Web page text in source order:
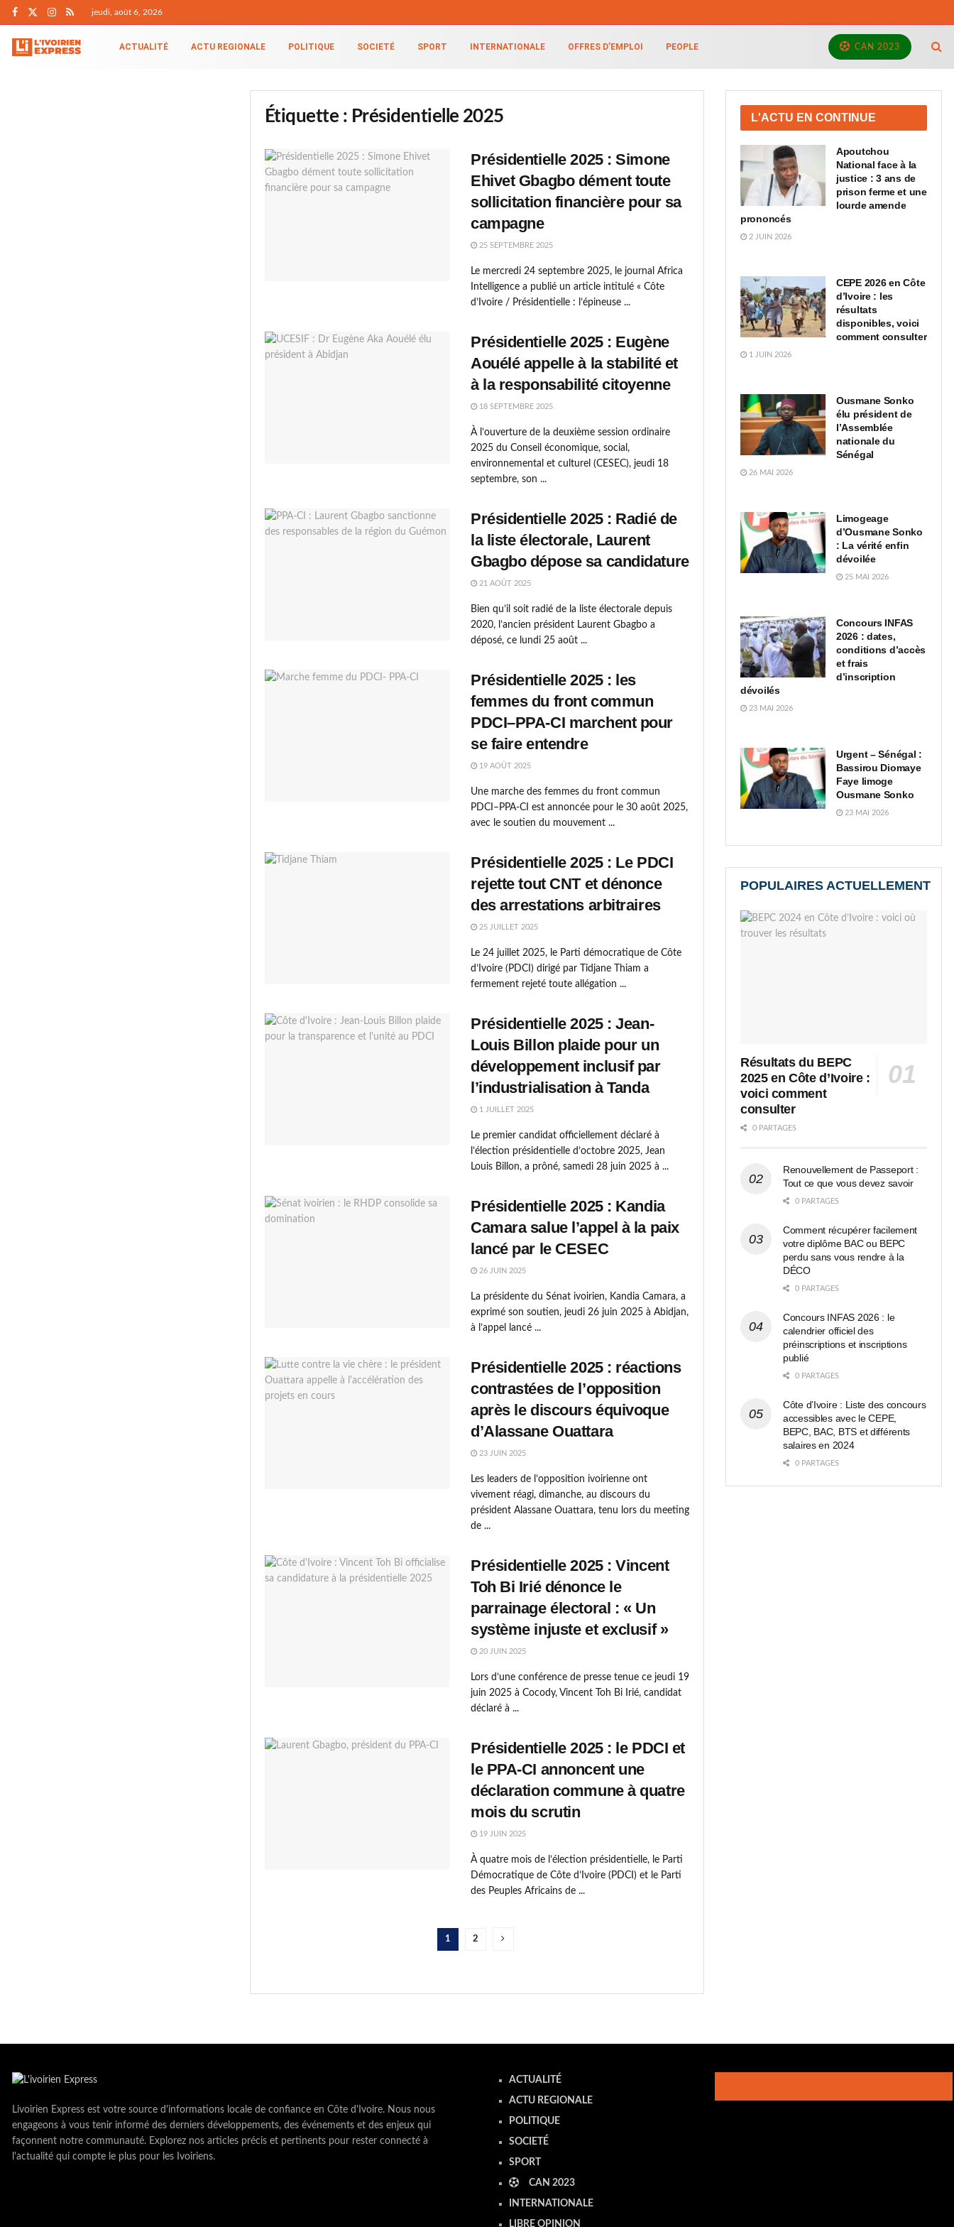
jeudi, août 6, 2026
ACTUALITÉ ACTU REGIONALE POLITIQUE SOCIETÉ SPORT INTERNATIONALE OFFRES D’EMPLOI PEOPLE CAN 2023
Étiquette : Présidentielle 2025
Présidentielle 2025 : Simone
Ehivet Gbagbo dément toute
sollicitation financière pour sa
campagne
25 SEPTEMBRE 2025
Le mercredi 24 septembre 2025, le journal Africa
Intelligence a publié un article intitulé « Côte
d’Ivoire / Présidentielle : l’épineuse ...
Présidentielle 2025 : Eugène
Aouélé appelle à la stabilité et
à la responsabilité citoyenne
18 SEPTEMBRE 2025
À l’ouverture de la deuxième session ordinaire
2025 du Conseil économique, social,
environnemental et culturel (CESEC), jeudi 18
septembre, son ...
Présidentielle 2025 : Radié de
la liste électorale, Laurent
Gbagbo dépose sa candidature
21 AOÛT 2025
Bien qu’il soit radié de la liste électorale depuis
2020, l’ancien président Laurent Gbagbo a
déposé, ce lundi 25 août ...
Présidentielle 2025 : les
femmes du front commun
PDCI–PPA-CI marchent pour
se faire entendre
19 AOÛT 2025
Une marche des femmes du front commun
PDCI–PPA-CI est annoncée pour le 30 août 2025,
avec le soutien du mouvement ...
Présidentielle 2025 : Le PDCI
rejette tout CNT et dénonce
des arrestations arbitraires
25 JUILLET 2025
Le 24 juillet 2025, le Parti démocratique de Côte
d’Ivoire (PDCI) dirigé par Tidjane Thiam a
fermement rejeté toute allégation ...
Présidentielle 2025 : Jean-
Louis Billon plaide pour un
développement inclusif par
l’industrialisation à Tanda
1 JUILLET 2025
Le premier candidat officiellement déclaré à
l’élection présidentielle d’octobre 2025, Jean
Louis Billon, a prôné, samedi 28 juin 2025 à ...
Présidentielle 2025 : Kandia
Camara salue l’appel à la paix
lancé par le CESEC
26 JUIN 2025
La présidente du Sénat ivoirien, Kandia Camara, a
exprimé son soutien, jeudi 26 juin 2025 à Abidjan,
à l’appel lancé ...
Présidentielle 2025 : réactions
contrastées de l’opposition
après le discours équivoque
d’Alassane Ouattara
23 JUIN 2025
Les leaders de l’opposition ivoirienne ont
vivement réagi, dimanche, au discours du
président Alassane Ouattara, tenu lors du meeting
de ...
Présidentielle 2025 : Vincent
Toh Bi Irié dénonce le
parrainage électoral : « Un
système injuste et exclusif »
20 JUIN 2025
Lors d’une conférence de presse tenue ce jeudi 19
juin 2025 à Cocody, Vincent Toh Bi Irié, candidat
déclaré à ...
Présidentielle 2025 : le PDCI et
le PPA-CI annoncent une
déclaration commune à quatre
mois du scrutin
19 JUIN 2025
À quatre mois de l’élection présidentielle, le Parti
Démocratique de Côte d’Ivoire (PDCI) et le Parti
des Peuples Africains de ...
1 2
L'ACTU EN CONTINUE
Apoutchou
National face à la
justice : 3 ans de
prison ferme et une
lourde amende
prononcés
2 JUIN 2026
CEPE 2026 en Côte
d’Ivoire : les
résultats
disponibles, voici
comment consulter
1 JUIN 2026
Ousmane Sonko
élu président de
l’Assemblée
nationale du
Sénégal
26 MAI 2026
Limogeage
d’Ousmane Sonko
: La vérité enfin
dévoilée
25 MAI 2026
Concours INFAS
2026 : dates,
conditions d’accès
et frais
d’inscription
dévoilés
23 MAI 2026
Urgent – Sénégal :
Bassirou Diomaye
Faye limoge
Ousmane Sonko
23 MAI 2026
POPULAIRES ACTUELLEMENT
Résultats du BEPC
2025 en Côte d’Ivoire :
voici comment
consulter
0 PARTAGES
Renouvellement de Passeport :
Tout ce que vous devez savoir
0 PARTAGES
Comment récupérer facilement
votre diplôme BAC ou BEPC
perdu sans vous rendre à la
DÉCO
0 PARTAGES
Concours INFAS 2026 : le
calendrier officiel des
préinscriptions et inscriptions
publié
0 PARTAGES
Côte d’Ivoire : Liste des concours
accessibles avec le CEPE,
BEPC, BAC, BTS et différents
salaires en 2024
0 PARTAGES
Livoirien Express est votre source d'informations locale de confiance en Côte d'Ivoire. Nous nous
engageons à vous tenir informé des derniers développements, des événements et des enjeux qui
façonnent notre communauté. Explorez nos articles précis et pertinents pour rester connecté à
l'actualité qui compte le plus pour les Ivoiriens.
ACTUALITÉ
ACTU REGIONALE
POLITIQUE
SOCIETÉ
SPORT
CAN 2023
INTERNATIONALE
LIBRE OPINION